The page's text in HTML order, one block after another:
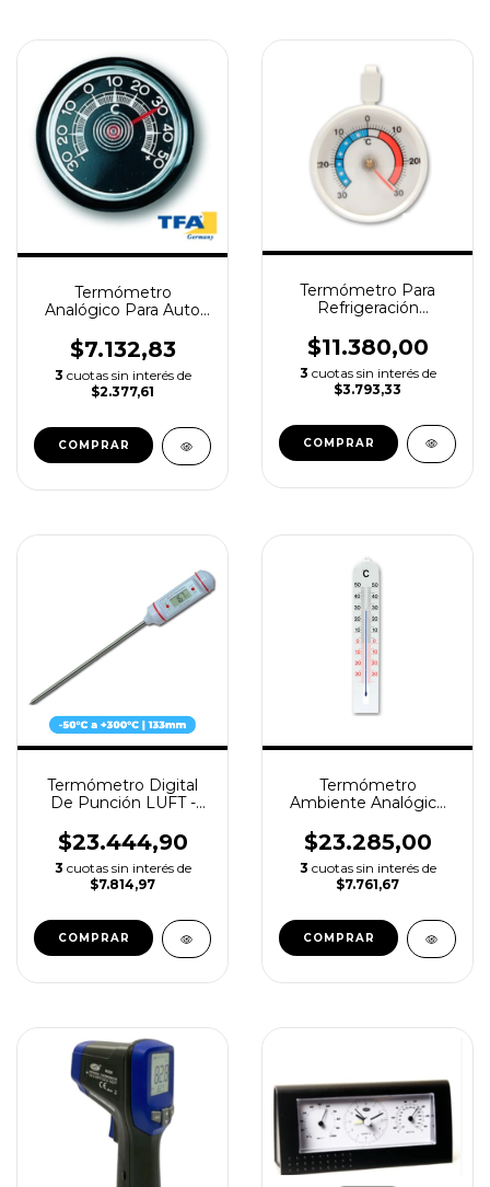
Termómetro
Analógico Para Auto
$7.132,83
3 cuotas sin interés de
$2.377,61
Termómetro Para
Refrigeración
Ø68mm
$11.380,00
3 cuotas sin interés de
$3.793,33
Termómetro Digital
De Punción LUFT -
Inoxidable 133mm
$23.444,90
3 cuotas sin interés de
$7.814,97
Termómetro
Ambiente Analógico
$23.285,00
3 cuotas sin interés de
$7.761,67